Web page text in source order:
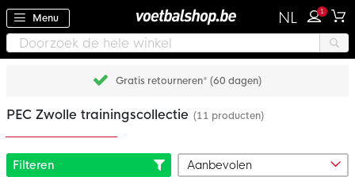
Menu NL 1
Gratis retourneren* (60 dagen)
PEC Zwolle trainingscollectie (11 producten)
Filteren